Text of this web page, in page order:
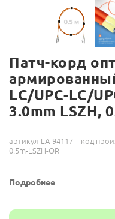
Патч-корд
LC/UPC-LC/
3.0mm LSZH,
артикул LA-94117
код
0.5m-LSZH-OR
Подробнее